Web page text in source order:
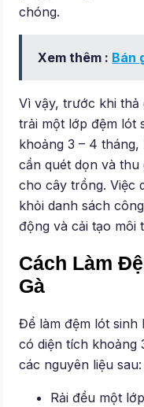
chóng.
Xem thêm : Bán
Vì vậy, trước khi
trải một lớp đệm lót
khoảng 3 – 4
cần quét dọn và
cho cây trồng. Việc
khỏi danh sách
động và cải tạo môi
Cách Làm
Gà
Để làm đệm lót
có diện tích khoảng
các nguyên liệu sau:
Rải đều một